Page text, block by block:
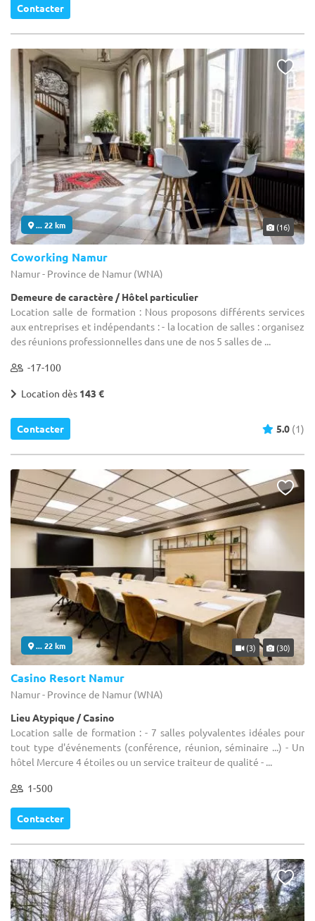
Contacter
... 22 km (16)
Coworking Namur
Namur - Province de Namur (WNA)
Demeure de caractère / Hôtel particulier
Location salle de formation : Nous proposons différents services
aux entreprises et indépendants : - la location de salles : organisez
des réunions professionnelles dans une de nos 5 salles de ...
-17-100
Location dès 143 €
Contacter 5.0 (1)
... 22 km (3) (30)
Casino Resort Namur
Namur - Province de Namur (WNA)
Lieu Atypique / Casino
Location salle de formation : - 7 salles polyvalentes idéales pour
tout type d'événements (conférence, réunion, séminaire ...) - Un
hôtel Mercure 4 étoiles ou un service traiteur de qualité - ...
1-500
Contacter